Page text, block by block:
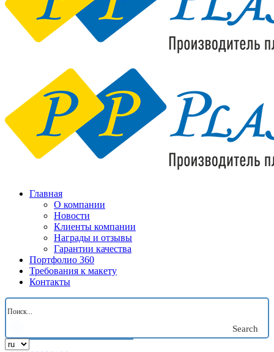
Главная
О компании
Новости
Клиенты компании
Награды и отзывы
Гарантии качества
Портфолио 360
Требования к макету
Контакты
Search